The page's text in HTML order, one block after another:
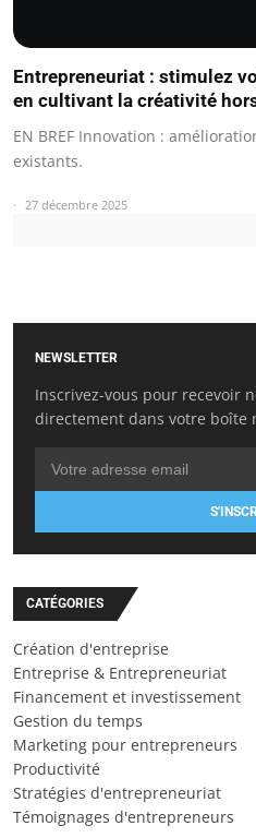
Entrepreneuriat : stimulez
en cultivant la créativité
EN BREF Innovation :
existants.
27 décembre 2025
NEWSLETTER
Inscrivez-vous pour recevoir
directement dans votre boîte
CATÉGORIES
Création d'entreprise
Entreprise & Entrepreneuriat
Financement et investissement
Gestion du temps
Marketing pour entrepreneurs
Productivité
Stratégies d'entrepreneuriat
Témoignages d'entrepreneurs